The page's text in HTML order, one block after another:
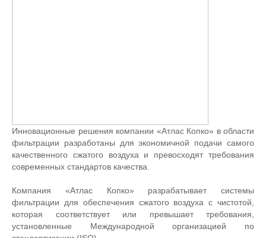
Инновационные решения компании «Атлас Копко» в области
фильтрации разработаны для экономичной подачи самого
качественного сжатого воздуха и превосходят требования
современных стандартов качества.
Компания «Атлас Копко» разрабатывает системы
фильтрации для обеспечения сжатого воздуха с чистотой,
которая соответствует или превышает требования,
установленные Международной организацией по